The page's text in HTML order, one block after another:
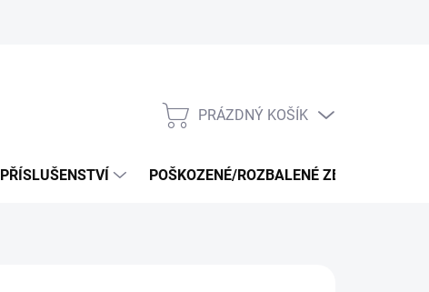
NÁKUPNÍ
PRÁZDNÝ KOŠÍK
PŘÍSLUŠENSTVÍ POŠKOZENÉ/ROZBALENÉ ZBOŽÍ -